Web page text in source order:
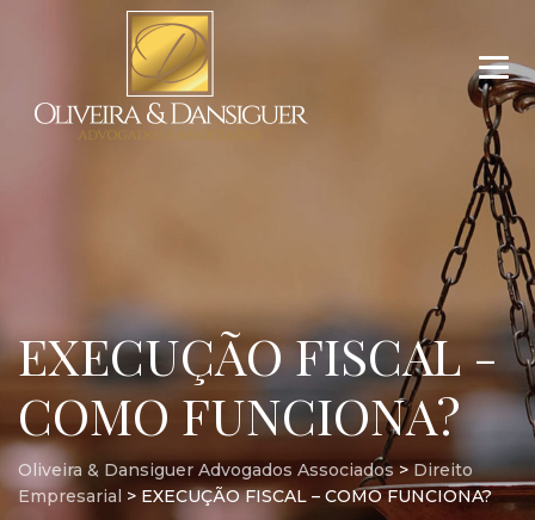
EXECUÇÃO FISCAL -
COMO FUNCIONA?
Oliveira & Dansiguer Advogados Associados>Direito
Empresarial > EXECUÇÃO FISCAL – COMO FUNCIONA?